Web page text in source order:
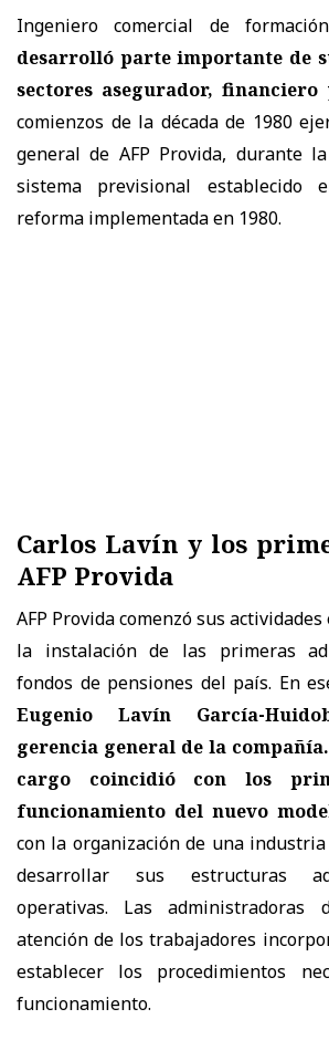
Ingeniero comercial de
desarrolló parte importante de
sectores asegurador,
comienzos de la década de 1980
general de AFP Provida, durante
sistema previsional
reforma implementada en 1980.
Carlos Lavín y los
AFP Provida
AFP Provida comenzó sus
la instalación de las primeras
fondos de pensiones del país. En
Eugenio Lavín García-
gerencia general de la
cargo coincidió con los
funcionamiento del nuevo
con la organización de una
desarrollar sus estructuras
operativas. Las
atención de los trabajadores
establecer los procedimientos
funcionamiento.